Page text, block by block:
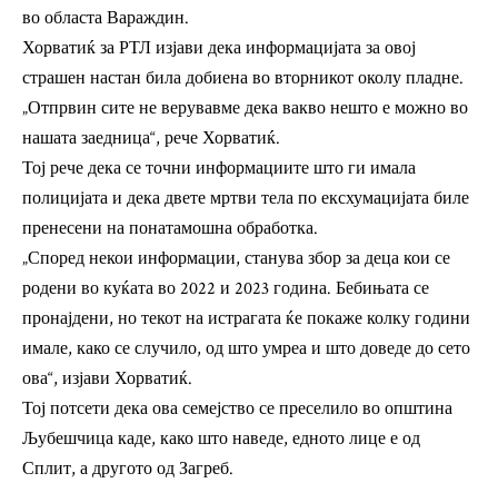
во областа Вараждин.
Хорватиќ за РТЛ изјави дека информацијата за овој
страшен настан била добиена во вторникот околу пладне.
„Отпрвин сите не верувавме дека вакво нешто е можно во
нашата заедница“, рече Хорватиќ.
Тој рече дека се точни информациите што ги имала
полицијата и дека двете мртви тела по ексхумацијата биле
пренесени на понатамошна обработка.
„Според некои информации, станува збор за деца кои се
родени во куќата во 2022 и 2023 година. Бебињата се
пронајдени, но текот на истрагата ќе покаже колку години
имале, како се случило, од што умреа и што доведе до сето
ова“, изјави Хорватиќ.
Тој потсети дека ова семејство се преселило во општина
Љубешчица каде, како што наведе, едното лице е од
Сплит, а другото од Загреб.